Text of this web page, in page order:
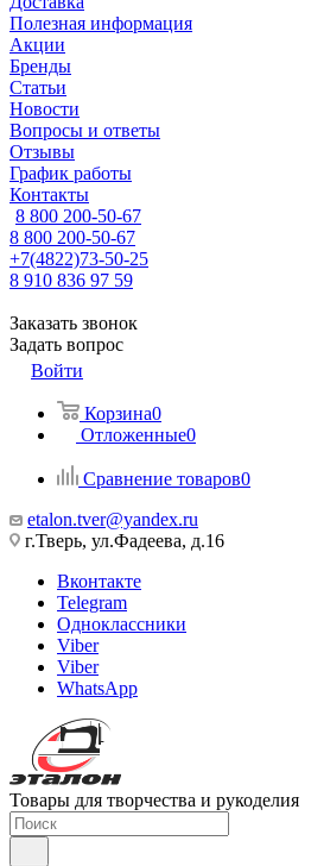
Полезная информация
Акции
Бренды
Статьи
Новости
Вопросы и ответы
Отзывы
График работы
Контакты
8 800 200-50-67
8 800 200-50-67
+7(4822)73-50-25
8 910 836 97 59
Заказать звонок
Задать вопрос
Войти
Корзина0
Отложенные0
Сравнение товаров0
etalon.tver@yandex.ru
г.Тверь, ул.Фадеева, д.16
Вконтакте
Telegram
Одноклассники
Viber
Viber
WhatsApp
Товары для творчества и рукоделия